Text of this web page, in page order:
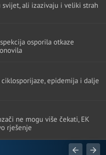
svijet, ali izazivaju i veliki strah
osporila otkaze
epidemija i dalje
ne mogu više čekati, EK
rješenje